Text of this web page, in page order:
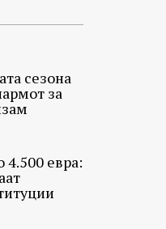
сезона
за
4.500 евра: